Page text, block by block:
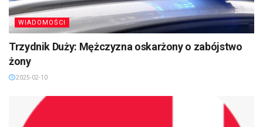
WIADOMOŚCI
Trzydnik Duży: Mężczyzna oskarżony o zabójstwo
żony
2025-02-10